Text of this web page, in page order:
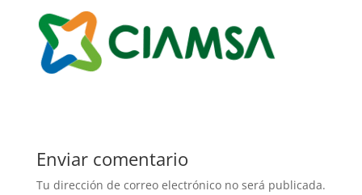
Enviar comentario
Tu dirección de correo electrónico no será publicada.